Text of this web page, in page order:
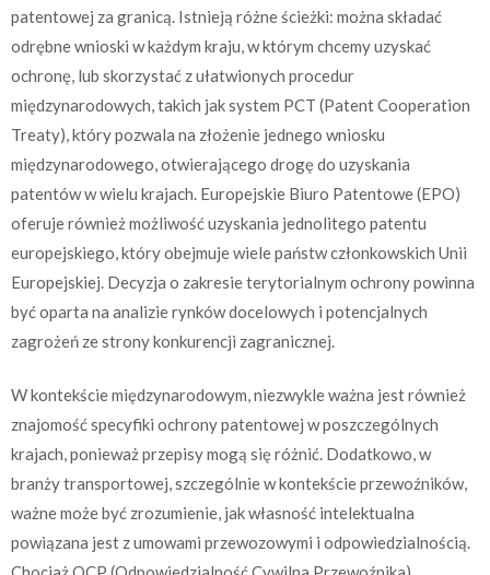
patentowej za granicą. Istnieją różne ścieżki: można składać
odrębne wnioski w każdym kraju, w którym chcemy uzyskać
ochronę, lub skorzystać z ułatwionych procedur
międzynarodowych, takich jak system PCT (Patent Cooperation
Treaty), który pozwala na złożenie jednego wniosku
międzynarodowego, otwierającego drogę do uzyskania
patentów w wielu krajach. Europejskie Biuro Patentowe (EPO)
oferuje również możliwość uzyskania jednolitego patentu
europejskiego, który obejmuje wiele państw członkowskich Unii
Europejskiej. Decyzja o zakresie terytorialnym ochrony powinna
być oparta na analizie rynków docelowych i potencjalnych
zagrożeń ze strony konkurencji zagranicznej.
W kontekście międzynarodowym, niezwykle ważna jest również
znajomość specyfiki ochrony patentowej w poszczególnych
krajach, ponieważ przepisy mogą się różnić. Dodatkowo, w
branży transportowej, szczególnie w kontekście przewoźników,
ważne może być zrozumienie, jak własność intelektualna
powiązana jest z umowami przewozowymi i odpowiedzialnością.